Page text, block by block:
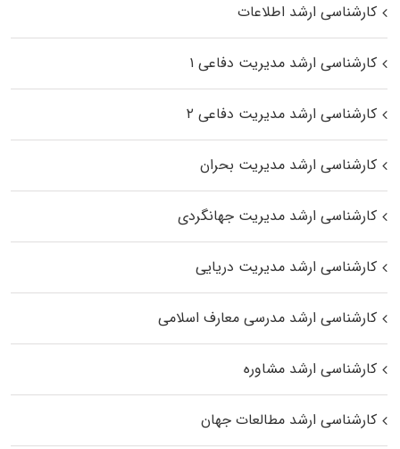
کارشناسی ارشد اطلاعات
کارشناسی ارشد مدیریت دفاعی ۱
کارشناسی ارشد مدیریت دفاعی ۲
کارشناسی ارشد مدیریت بحران
کارشناسی ارشد مدیریت جهانگردی
کارشناسی ارشد مدیریت دریایی
کارشناسی ارشد مدرسی معارف اسلامی
کارشناسی ارشد مشاوره
کارشناسی ارشد مطالعات جهان